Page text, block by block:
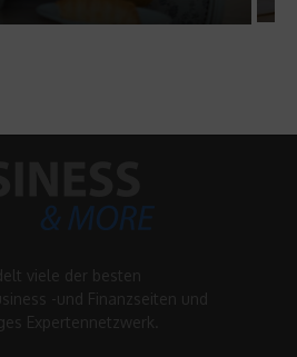
viele der besten
-und Finanzseiten und
Expertennetzwerk.